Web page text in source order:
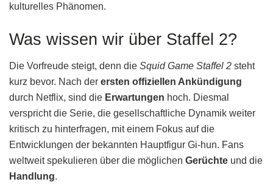
kulturelles Phänomen.
Was wissen wir über Staffel 2?
Die Vorfreude steigt, denn die Squid Game Staffel 2 steht
kurz bevor. Nach der ersten offiziellen Ankündigung
durch Netflix, sind die Erwartungen hoch. Diesmal
verspricht die Serie, die gesellschaftliche Dynamik weiter
kritisch zu hinterfragen, mit einem Fokus auf die
Entwicklungen der bekannten Hauptfigur Gi-hun. Fans
weltweit spekulieren über die möglichen Gerüchte und die
Handlung.